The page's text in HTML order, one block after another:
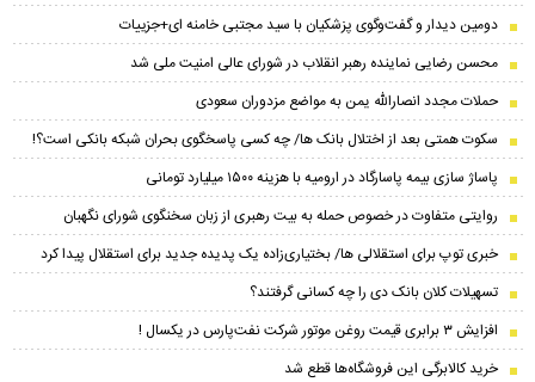
دومین دیدار و گفت‌وگوی پزشکیان با سید مجتبی خامنه ای+جزییات
محسن رضایی نماینده رهبر انقلاب در شورای عالی امنیت ملی شد
حملات مجدد انصارالله یمن به مواضع مزدوران سعودی
سکوت همتی بعد از اختلال بانک ها/ چه کسی پاسخگوی بحران شبکه بانکی است؟!
پاساژ سازی بیمه پاسارگاد در ارومیه با هزینه ۱۵۰۰ میلیارد تومانی
روایتی متفاوت در خصوص حمله به بیت رهبری از زبان سخنگوی شورای نگهبان
خبری توپ برای استقلالی ها/ بختیاری‌زاده یک پدیده جدید برای استقلال پیدا کرد
تسهیلات کلان بانک دی را چه کسانی گرفتند؟
افزایش ۳ برابری قیمت روغن موتور شرکت نفت‌پارس در یکسال !
خرید کالابرگی این فروشگاه‌ها قطع شد